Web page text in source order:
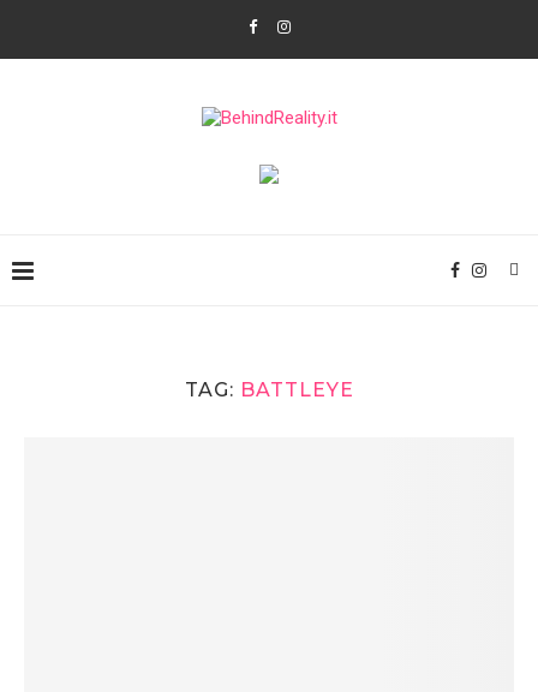
TAG: BATTLEYE